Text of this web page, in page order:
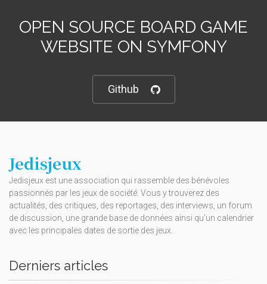
OPEN SOURCE BOARD GAME
WEBSITE ON SYMFONY
Github
Jedisjeux
Jedisjeux est une association qui rassemble des bénévoles
passionnés par les jeux de société. Vous y trouverez des
actualités, des critiques, des reportages, des interviews, un forum
de discussion, une grande base de données ainsi qu’un calendrier
avec les principales dates de sortie des jeux.
Derniers articles